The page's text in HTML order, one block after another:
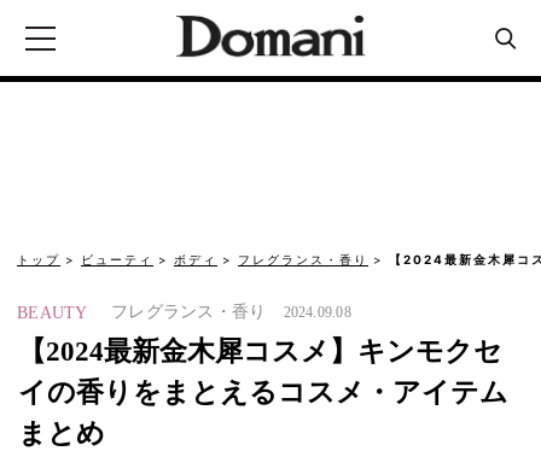
トップ ビューティ ボディ フレグランス・香り 【2024最新金木犀コ
BEAUTY フレグランス・香り 2024.09.08
【2024最新金木犀コスメ】キンモクセ
イの香りをまとえるコスメ・アイテム
まとめ